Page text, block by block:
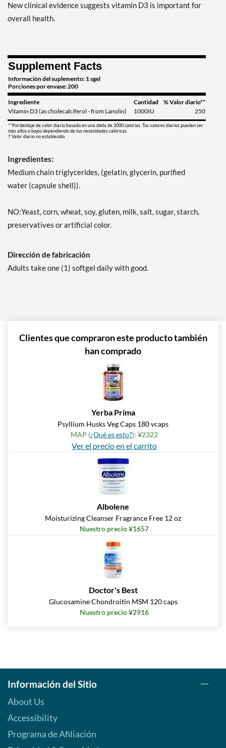
New clinical evidence suggests vitamin D3 is important for
overall health.
Supplement Facts
Información del suplemento: 1 sgel
Porciones por envase: 200
Ingrediente Cantidad
% Valor diario**
Vitamin D3 (as cholecalciferol - from Lanolin)
1000IU 250
**Pordentaje de valor diario basado en una dieta de 2000 calorias. Tus valores diarios pueden ser
más altos o bajos dependiendo de tus necesidades calóricas.
† Valor diario no establecido.
Ingredientes:
Medium chain triglycerides, (gelatin, glycerin, purified
water (capsule shell)).
NO:Yeast, corn, wheat, soy, gluten, milk, salt, sugar, starch,
preservatives or artificial color.
Dirección de fabricación
Adults take one (1) softgel daily with good.
Clientes que compraron este producto también
han comprado
Yerba Prima
Psyllium Husks Veg Caps 180 vcaps
MAP (¿Qué es esto?): ¥2322
Ver el precio en el carrito
Albolene
Moisturizing Cleanser Fragrance Free 12 oz
Nuestro precio ¥1657
Doctor's Best
Glucosamine Chondroitin MSM 120 caps
Nuestro precio ¥2916
Información del Sitio
About Us
Accessibility
Programa de Afiliación